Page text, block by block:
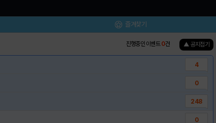
즐겨찾기
진행중인 이벤트0건 ▲ 공지접기
4
0
248
0